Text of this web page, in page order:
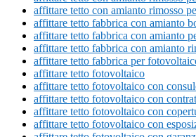
affittare tetto con amianto rimosso
affittare tetto fabbrica con amianto
affittare tetto fabbrica con amianto
affittare tetto fabbrica con amianto
affittare tetto fabbrica per
affittare tetto fotovoltaico
affittare tetto fotovoltaico con
affittare tetto fotovoltaico con
affittare tetto fotovoltaico con
affittare tetto fotovoltaico con